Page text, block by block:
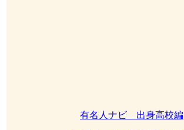
有名人ナビ 出身高校編